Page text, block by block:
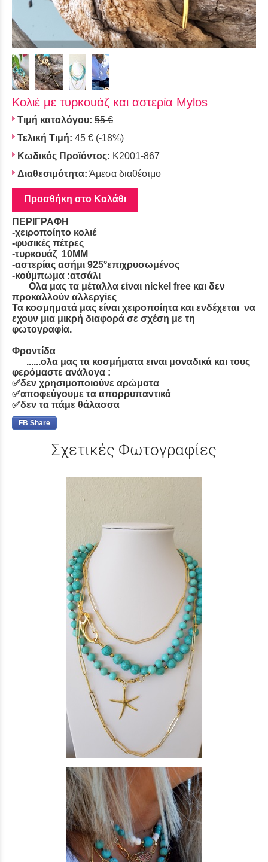
Κολιέ με τυρκουάζ και αστερία Mylos
Τιμή καταλόγου: 55 €
Τελική Τιμή: 45 € (-18%)
Κωδικός Προϊόντος: K2001-867
Διαθεσιμότητα: Άμεσα διαθέσιμο
Προσθήκη στο Καλάθι
ΠΕΡΙΓΡΑΦΗ
-χειροποίητο κολιέ
-φυσικές πέτρες
-τυρκουάζ 10MM
-αστερίας ασήμι 925°επιχρυσωμένος
-κούμπωμα :ατσάλι
Ολα μας τα μέταλλα είναι nickel free και δεν
προκαλλούν αλλεργίες
Τα κοσμηματά μας είναι χειροποίητα και ενδέχεται να
εχουν μια μικρή διαφορά σε σχέση με τη
φωτογραφία.
Φροντίδα
......ολα μας τα κοσμήματα ειναι μοναδικά και τους
φερόμαστε ανάλογα :
✅δεν χρησιμοποιούνε αρώματα
✅αποφεύγουμε τα απορρυπαντικά
✅δεν τα πάμε θάλασσα
FB Share
Σχετικές Φωτογραφίες